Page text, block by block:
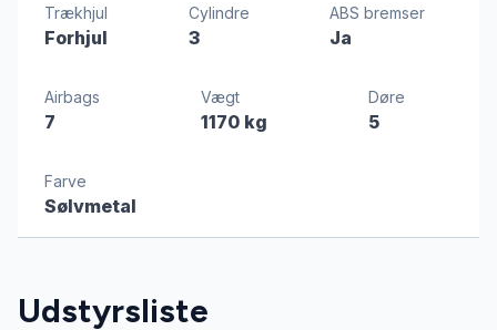
Trækhjul
Forhjul
Cylindre
3
ABS bremser
Ja
Airbags
7
Vægt
1170 kg
Døre
5
Farve
Sølvmetal
Udstyrsliste